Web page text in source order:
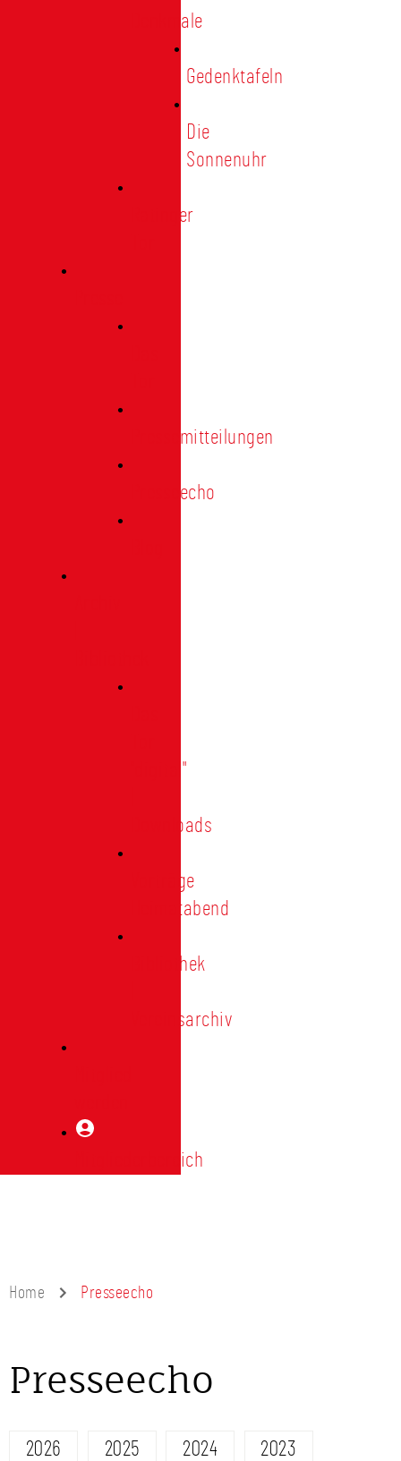
Denkmale
Gedenktafeln
Die
Sonnenuhr
Ratinger
Pressemitteilungen
Presseecho
"digital"
Downloads
Vorträge
Heimatabend
Bibliothek
Vereinsarchiv
Mitgliederbereich
Home Presseecho
Presseecho
2026 2025 2024
2023